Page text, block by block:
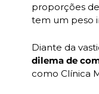
proporções de
tem um peso
dilema de
como Clínica